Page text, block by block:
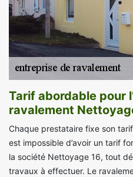
Tarif abordable pour
ravalement
Chaque prestataire fixe son
est impossible d’avoir un tarif
la société Nettoyage 16, tout
travaux à effectuer. Le